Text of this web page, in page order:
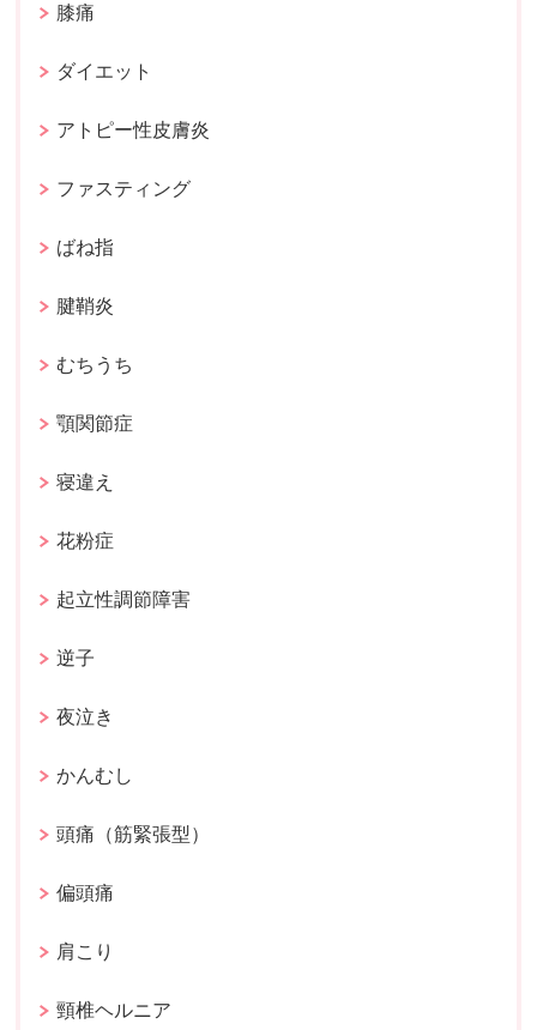
膝痛
ダイエット
アトピー性皮膚炎
ファスティング
ばね指
腱鞘炎
むちうち
顎関節症
寝違え
花粉症
起立性調節障害
逆子
夜泣き
かんむし
頭痛（筋緊張型）
偏頭痛
肩こり
頸椎ヘルニア